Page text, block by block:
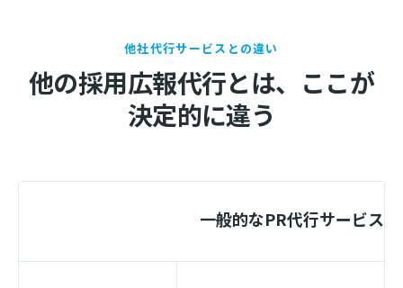
他社代行サービスとの違い
他の採用広報代行とは、ここが
決定的に違う
一般的なPR代行サービス